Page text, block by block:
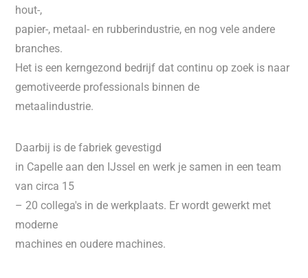
hout-,
papier-, metaal- en rubberindustrie, en nog vele andere
branches.
Het is een kerngezond bedrijf dat continu op zoek is naar
gemotiveerde professionals binnen de
metaalindustrie.
Daarbij is de fabriek gevestigd
in Capelle aan den IJssel en werk je samen in een team
van circa 15
– 20 collega's in de werkplaats. Er wordt gewerkt met
moderne
machines en oudere machines.